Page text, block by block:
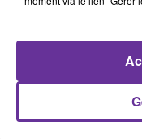
الصحية لضحايا
لتقديم يد العون